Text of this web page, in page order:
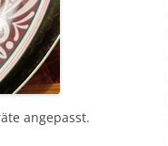
angepasst.